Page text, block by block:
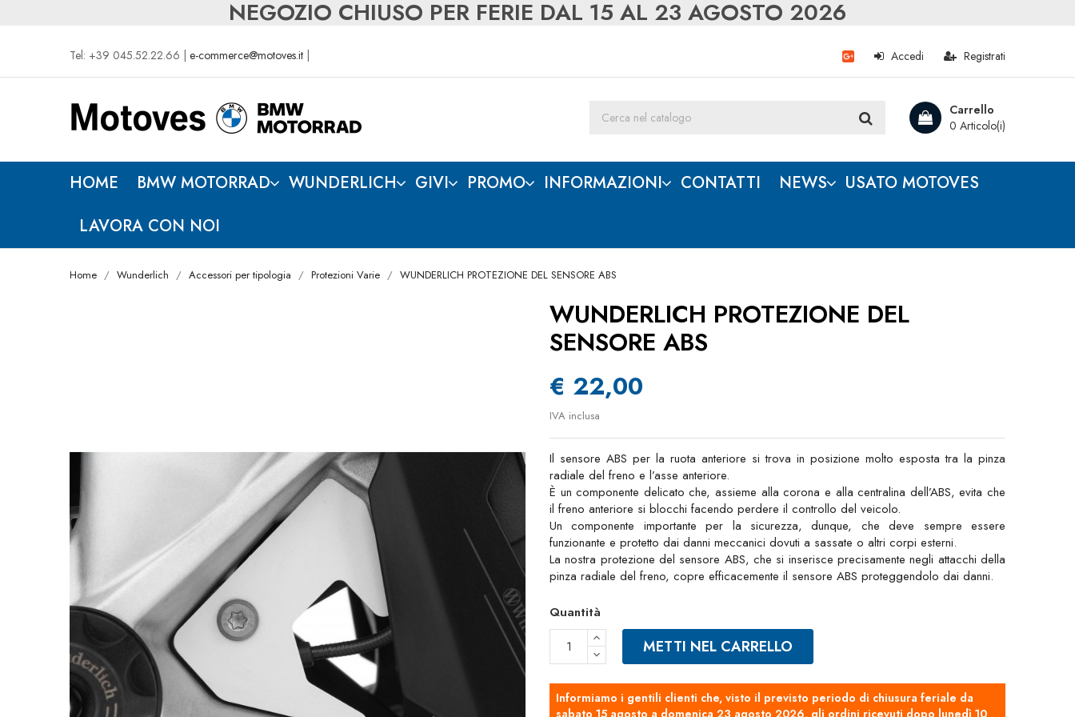
NEGOZIO CHIUSO PER FERIE DAL 15 AL 23 AGOSTO 2026
Tel: +39 045.52.22.66 | e-commerce@motoves.it Registrati
Accedi
Carrello
0 Articolo(i)
HOME BMW MOTORRAD WUNDERLICH GIVI PROMO INFORMAZIONI CONTATTI NEWS
USATO MOTOVES
LAVORA CON NOI
Home Wunderlich Accessori per tipologia Protezioni Varie WUNDERLICH PROTEZIONE DEL SENSORE ABS
WUNDERLICH PROTEZIONE DEL
SENSORE ABS
€ 22,00
IVA inclusa
Il sensore ABS per la ruota anteriore si trova in posizione molto esposta tra la pinza
radiale del freno e l’asse anteriore.
È un componente delicato che, assieme alla corona e alla centralina dell’ABS, evita che
il freno anteriore si blocchi facendo perdere il controllo del veicolo.
Un componente importante per la sicurezza, dunque, che deve sempre essere
funzionante e protetto dai danni meccanici dovuti a sassate o altri corpi esterni.
La nostra protezione del sensore ABS, che si inserisce precisamente negli attacchi della
pinza radiale del freno, copre efficacemente il sensore ABS proteggendolo dai danni.
Quantità
METTI NEL CARRELLO
Informiamo i gentili clienti che, visto il previsto periodo di chiusura feriale da
sabato 15 agosto a domenica 23 agosto 2026, gli ordini ricevuti dopo lunedì 10